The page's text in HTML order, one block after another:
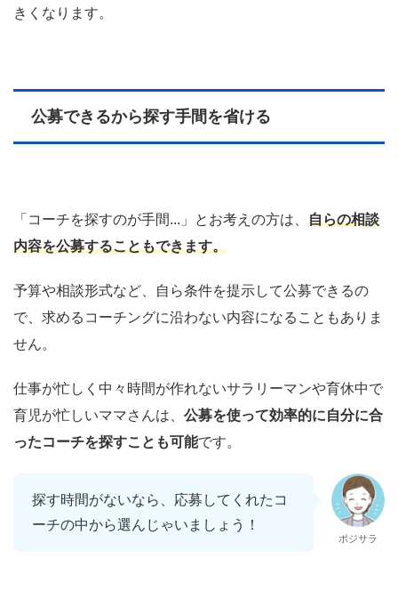
きくなります。
公募できるから探す手間を省ける
「コーチを探すのが手間...」とお考えの方は、 自らの相談
内容を公募することもできます。
予算や相談形式など、自ら条件を提示して公募できるの
で、求めるコーチングに沿わない内容になることもありま
せん。
仕事が忙しく中々時間が作れないサラリーマンや育休中で
育児が忙しいママさんは、 公募を使って効率的に自分に合
ったコーチを探すことも可能です。
探す時間がないなら、応募してくれたコ
ーチの中から選んじゃいましょう！
ポジサラ